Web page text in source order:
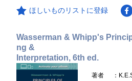
ほしいものリストに登録
Wasserman & Whipp's
ng &
Interpretation, 6th ed.
著者
：